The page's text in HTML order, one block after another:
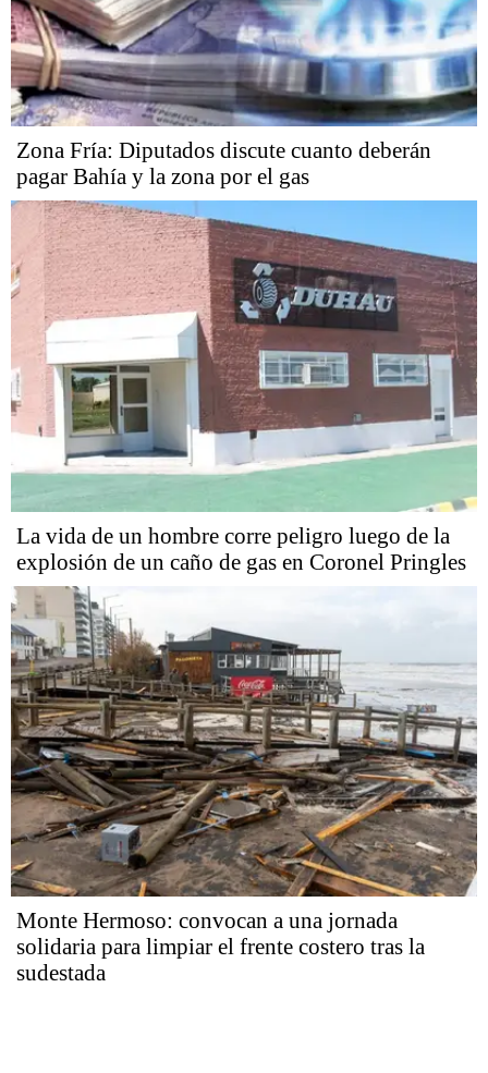
Zona Fría: Diputados discute cuanto deberán
pagar Bahía y la zona por el gas
La vida de un hombre corre peligro luego de la
explosión de un caño de gas en Coronel Pringles
Monte Hermoso: convocan a una jornada
solidaria para limpiar el frente costero tras la
sudestada